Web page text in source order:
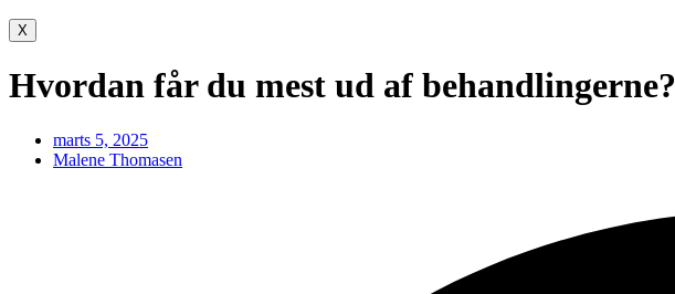
X
Hvordan får du mest ud af behandlingerne?
marts 5, 2025
Malene Thomasen